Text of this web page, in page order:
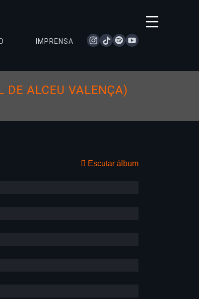
instagram
tiktokspotifyyoutube
IMPRENSA
DE ALCEU VALENÇA)
Escutar álbum